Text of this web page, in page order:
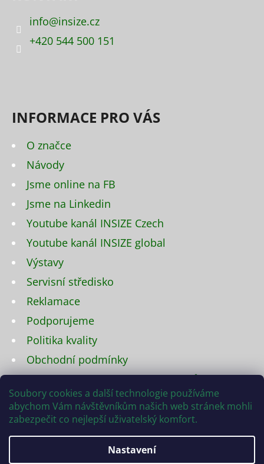
Soubory cookies a další technologie používáme
abychom Vám návštěvníkům našich web stránek mohli
zabezpečit co nejlepší uživatelský komfort.
Nastavení
info@insize.cz
+420 544 500 151
INFORMACE PRO VÁS
O značce
Návody
Jsme online na FB
Jsme na Linkedin
Youtube kanál INSIZE Czech
Youtube kanál INSIZE global
Výstavy
Servisní středisko
Reklamace
Podporujeme
Politika kvality
Obchodní podmínky
Podmínky ochrany osobních údajů
Napište nám
Vytvořil Shoptet